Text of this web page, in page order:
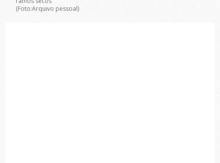
(Foto:Arquivo pessoal)